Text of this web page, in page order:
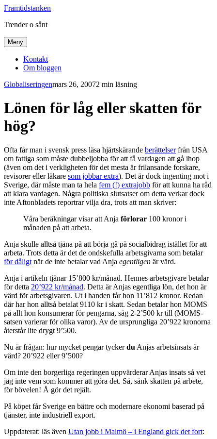
Framtidstanken
Trender o sånt
Meny
Kontakt
Om bloggen
Globaliseringenmars 26, 20072 min läsning
Lönen för låg eller skatten för
hög?
Ofta får man i svensk press läsa hjärtskärande berättelserfrån USA
om fattiga som måste dubbeljobba för att få vardagen att gå ihop
(även om det i verkligheten för det mesta är frilansande forskare,
revisorer eller läkare som jobbar extra). Det är dock ingenting mot i
Sverige, där måste man ta hela fem (!) extrajobb för att kunna ha råd
att klara vardagen. Några politiska slutsatser om detta verkar dock
inte Aftonbladets reportrar vilja dra, trots att man skriver:
Våra beräkningar visar att Anja förlorar 100 kronor i
månaden på att arbeta.
Anja skulle alltså tjäna på att börja gå på socialbidrag istället för att
arbeta. Trots detta är det de ondskefulla arbetsgivarna som betalar
för dåligt när de inte betalar vad Anja egentligen är värd.
Anja i artikeln tjänar 15’800 kr/månad. Hennes arbetsgivare betalar
för detta 20’922 kr/månad. Detta är Anjas egentliga lön, det hon är
värd för arbetsgivaren. Ut i handen får hon 11’812 kronor. Redan
där har hon alltså betalat 9110 kr i skatt. Sedan betalar hon MOMS
på allt hon konsumerar för pengarna, säg 2-2’500 kr till (MOMS-
satsen varierar för olika varor). Av de ursprungliga 20’922 kronorna
återstår lite drygt 9’500.
Nu är frågan: hur mycket pengar tyckerdu Anjas arbetsinsats är
värd? 20’922 eller 9’500?
Om inte den borgerliga regeringen uppvärderar Anjas insats så vet
jag inte vem som kommer att göra det. Så, sänk skatten på arbete,
för bövelen! Å gör det rejält.
På köpet får Sverige en bättre och modernare ekonomi baserad på
tjänster, inte industriell export.
Uppdaterat: läs även Utan jobb i Malmö – i England gick det fort: